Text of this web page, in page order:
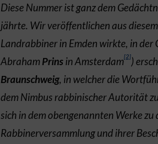
Diese Nummer ist ganz dem
jährte. Wir veröffentlichen aus
Landrabbiner in Emden wirkte, in der
AbrahamPrinsin Amsterdam[2])
Braunschweig, in welcher die
dem Nimbus rabbinischer Autorität
sich in dem obengenannten Werke
Rabbinerversammlung und ihrer